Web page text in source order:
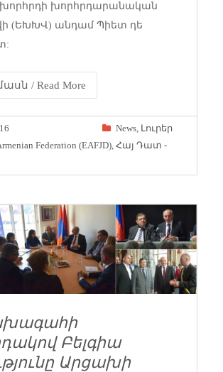
խորհրդարանական
(ԵԽԽՎ) անդամ Պիետ դե
/ Read More
News, Լուրեր
Federation (EAFJD),Հայ Դատ -
Բելգիա
Արցախի